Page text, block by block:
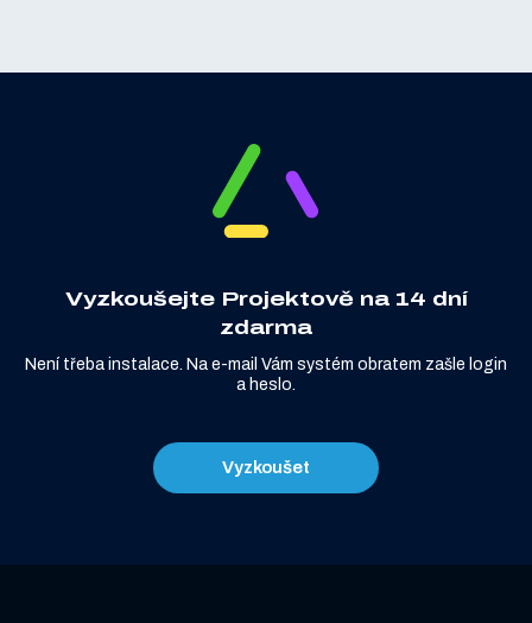
Vyzkoušejte Projektově na 14 dní
zdarma
Není třeba instalace. Na e-mail Vám systém obratem zašle login
a heslo.
Vyzkoušet